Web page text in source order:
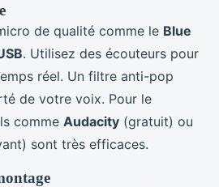
de qualité comme le Blue
. Utilisez des écouteurs pour
réel. Un filtre anti-pop
de votre voix. Pour le
comme Audacity (gratuit) ou
sont très efficaces.